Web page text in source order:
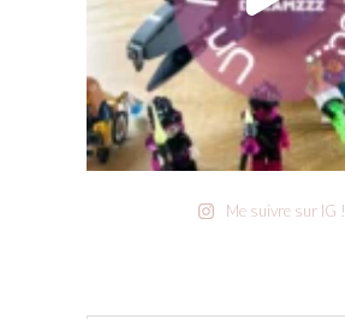
Me suivre sur IG !